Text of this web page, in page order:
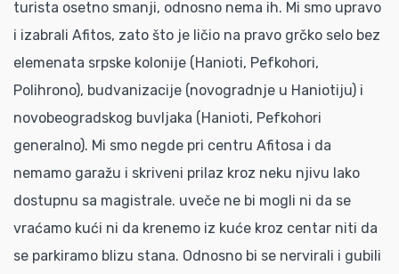
turista osetno smanji, odnosno nema ih. Mi smo upravo
i izabrali Afitos, zato što je ličio na pravo grčko selo bez
elemenata srpske kolonije (Hanioti, Pefkohori,
Polihrono), budvanizacije (novogradnje u Haniotiju) i
novobeogradskog buvljaka (Hanioti, Pefkohori
generalno). Mi smo negde pri centru Afitosa i da
nemamo garažu i skriveni prilaz kroz neku njivu lako
dostupnu sa magistrale. uveče ne bi mogli ni da se
vraćamo kući ni da krenemo iz kuće kroz centar niti da
se parkiramo blizu stana. Odnosno bi se nervirali i gubili